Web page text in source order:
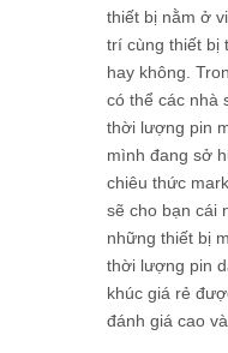
thiết bị nằm ở
trí cùng thiết bị
hay không.
có thể các nhà
thời lượng pin
mình đang sở
chiêu thức
sẽ cho bạn cái
những thiết bị
thời lượng pin
khúc giá rẻ
đánh giá cao